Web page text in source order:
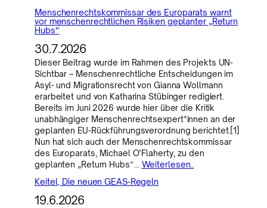
Menschenrechtskommissar des Europarats warnt
vor menschenrechtlichen Risiken geplanter „Return
Hubs“
30.7.2026
Dieser Beitrag wurde im Rahmen des Projekts UN-
Sichtbar – Menschenrechtliche Entscheidungen im
Asyl- und Migrationsrecht von Gianna Wollmann
erarbeitet und von Katharina Stübinger redigiert.
Bereits im Juni 2026 wurde hier über die Kritik
unabhängiger Menschenrechtsexpert*innen an der
geplanten EU-Rückführungsverordnung berichtet.[1]
Nun hat sich auch der Menschenrechtskommissar
des Europarats, Michael O’Flaherty, zu den
geplanten „Return Hubs“… Weiterlesen..
Keitel, Die neuen GEAS-Regeln
19.6.2026